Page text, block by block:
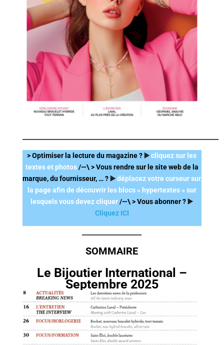
> Optimiser la lecture du magazine ? ▶️ cliquez sur les
textes et photos/—\> Vous rendre sur le site web de la
marque, du fournisseur, … ? ▶️ déplacez votre curseur sur
la page afin de découvrir les blocs « hypertextes » sur
lesquels vous devez cliquer /—\ > Vous abonner ? ▶️
Cliquez ICI
SOMMAIRE
Le Bijoutier International –
Septembre 2025